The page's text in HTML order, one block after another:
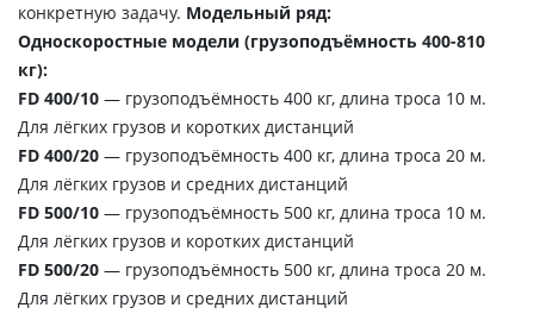
конкретную задачу. Модельный ряд:
Односкоростные модели (грузоподъёмность 400-810
кг):
FD 400/10 — грузоподъёмность 400 кг, длина троса 10 м.
Для лёгких грузов и коротких дистанций
FD 400/20 — грузоподъёмность 400 кг, длина троса 20 м.
Для лёгких грузов и средних дистанций
FD 500/10 — грузоподъёмность 500 кг, длина троса 10 м.
Для лёгких грузов и коротких дистанций
FD 500/20 — грузоподъёмность 500 кг, длина троса 20 м.
Для лёгких грузов и средних дистанций